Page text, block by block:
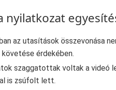
nyilatkozat
az utasítások összevonása
érdekében.
szaggatottak voltak a videó
is zsúfolt lett.